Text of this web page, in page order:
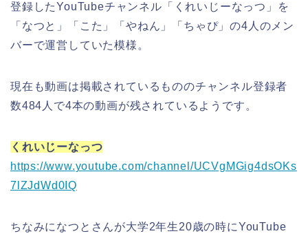
登録したYouTubeチャンネル「くれいじーなっつ」を
「なつと」「こた」「やねん」「ちゃぴ」の4人のメン
バーで運営していた模様。
現在も動画は掲載されているもののチャンネル登録者
数484人で4本の動画が残されているようです。
くれいじーなっつ
https://www.youtube.com/channel/UCVgMGig4dsOKs
7lZJdWd0IQ
ちなみになつとさんが大学2年生20歳の時にYouTube